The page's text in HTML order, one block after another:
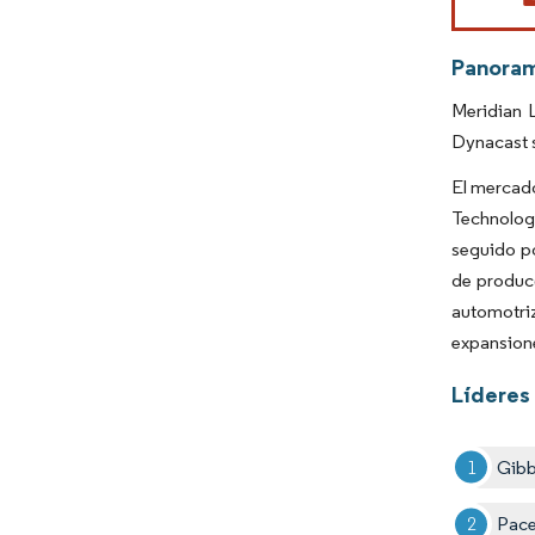
Meridian
Dynacast
El
seguido
de
Líderes